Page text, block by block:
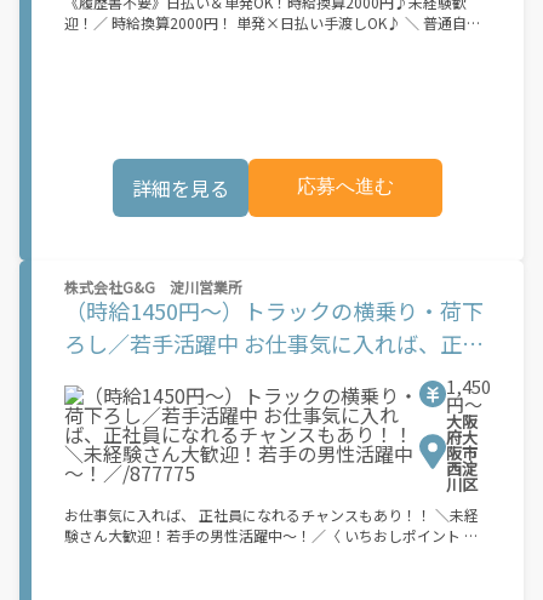
迎！／ 時給換算2000円！ 単発×日払い手渡しOK♪ ＼ 普通自動
し不在でも…持ち帰って再配達はなし☆ミ ▼自分のペースでモク
モクと作業 運転中はドライブ気分で、好きな音楽聞いたり…♪
困ったことがあれば先輩スタッフも助けますよ★ ▼使用するのは
など＞ 普通自動車免許(AT限定可)
詳細を見る 応募へ進む
株式会社G&G 淀川営業所
（時給1450円～）トラックの横乗り・荷下
ろし／若手活躍中 お仕事気に入れば、正社
員になれるチャンスもあり！！＼未経験さ
ん大歓迎！若手の男性活躍中～！
／/877775
1,450
円〜
大阪
府大
阪市
西淀
川区
お仕事気に入れば、 正社員になれるチャンスもあり！！ ＼未経
験さん大歓迎！若手の男性活躍中～！／〈 いちおしポイント 〉